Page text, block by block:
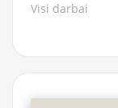
Visi darbai